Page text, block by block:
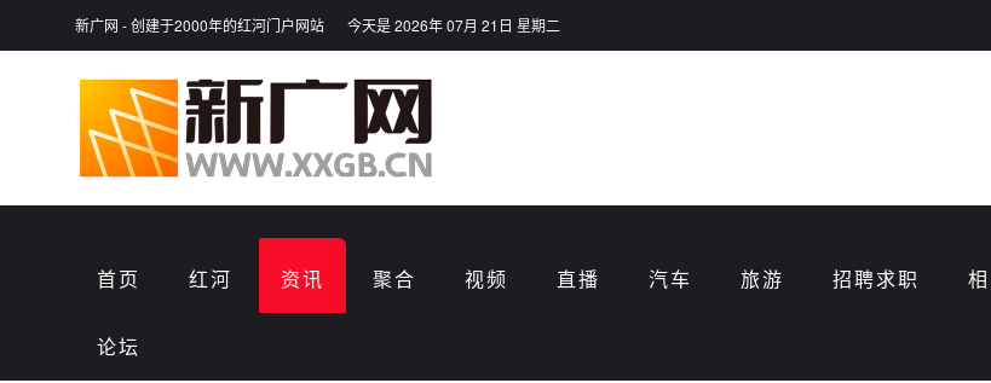
新广网 - 创建于2000年的红河门户网站 今天是 2026年 07月 21日 星期二
首页 红河 资讯 聚合 视频 直播 汽车 旅游 招聘求职
论坛